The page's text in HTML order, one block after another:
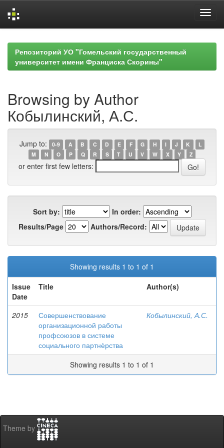
navigationРепозиторий УО "Гомельский государственный
университет имени Франциска Скорины"
Browsing by Author
Кобылинский, А.С.
Jump to: 0-9 A B C D E F G H I J K
L
M
N O P Q R S T U V W X Y Z
or enter first few letters:
Sort by:
In order:
Results/Page
Authors/Record:
Showing results 1 to 1 of 1
Issue
Date
Title Author(s)
2015
Совершенствование
организационной работы
профсоюзов в системе
социального партнѐрства
Кобылинский, А.С.
Showing results 1 to 1 of 1
Theme by